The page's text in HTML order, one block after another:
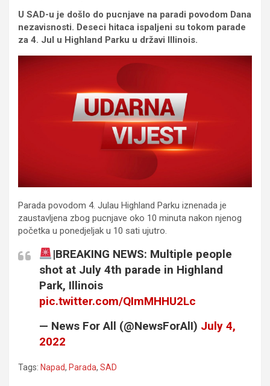
U SAD-u je došlo do pucnjave na paradi povodom Dana
nezavisnosti. Deseci hitaca ispaljeni su tokom parade
za 4. Jul u Highland Parku u državi Illinois.
Parada povodom 4. Julau Highland Parku iznenada je
zaustavljena zbog pucnjave oko 10 minuta nakon njenog
početka u ponedjeljak u 10 sati ujutro.
|BREAKING NEWS: Multiple people
shot at July 4th parade in Highland
Park, Illinois
pic.twitter.com/QImMHHU2Lc
— News For All (@NewsForAlI) July 4,
2022
Tags: Napad, Parada, SAD